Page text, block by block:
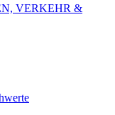
VERKEHR &